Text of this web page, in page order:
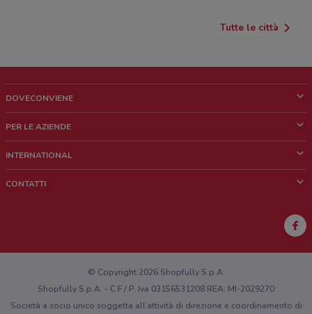
Tutte le città
DOVECONVIENE
Chi siamo
Lavora con noi
PER LE AZIENDE
Richieste commerciali e marketing
INTERNATIONAL
CONTATTI
Hai un malfunzionamento sul web o sull'app?
© Copyright 2026 Shopfully S.p.A.
Shopfully S.p.A. - C.F / P. Iva 03156531208 REA: MI-2029270
Società a socio unico soggetta all’attività di direzione e coordinamento di